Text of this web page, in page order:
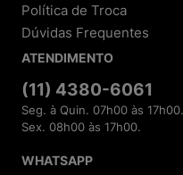
Política de Troca
Dúvidas Frequentes
ATENDIMENTO
(11) 4380-6061
Seg. à Quin. 07h00 às 17h00.
Sex. 08h00 às 17h00.
WHATSAPP